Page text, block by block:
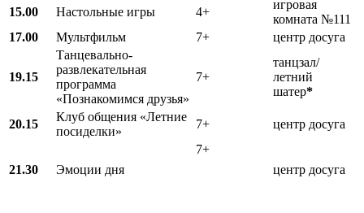
15.00 Настольные игры 4+
игровая
комната №111
17.00
Мультфильм 7+ центр досуга
19.15
Танцевально-
развлекательная
программа
«Познакомимся друзья»
7+
танцзал/
летний
шатер*
20.15
Клуб общения «Летние
посиделки»
7+ центр досуга
21.30 Эмоции дня
7+
центр досуга